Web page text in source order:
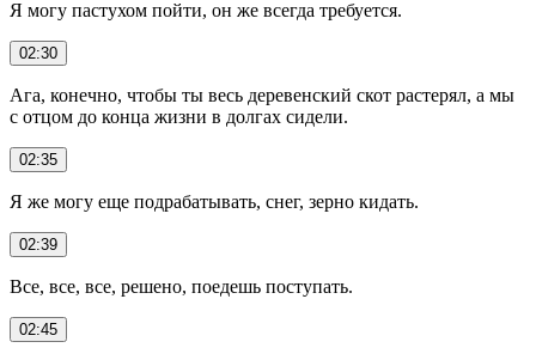
Я могу пастухом пойти, он же всегда требуется.
02:30
Ага, конечно, чтобы ты весь деревенский скот растерял, а мы
с отцом до конца жизни в долгах сидели.
02:35
Я же могу еще подрабатывать, снег, зерно кидать.
02:39
Все, все, все, решено, поедешь поступать.
02:45